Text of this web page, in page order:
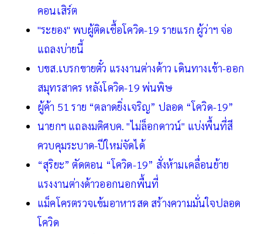
คอนเสิร์ต
"ระยอง" พบผู้ติดเชื้อโควิด-19 รายแรก ผู้ว่าฯ จ่อ
แถลงบ่ายนี้
บขส.เบรกขายตั๋ว แรงงานต่างด้าว เดินทางเข้า-ออก
สมุทรสาคร หลังโควิด-19 พ่นพิษ
ผู้ค้า 51 ราย “ตลาดยิ่งเจริญ” ปลอด “โควิด-19”
นายกฯ แถลงมติศบค. "ไม่ล็อกดาวน์" แบ่งพื้นที่สี
ควบคุมระบาด-ปีใหม่จัดได้
“สุริยะ” ตัดตอน “โควิด-19” สั่งห้ามเคลื่อนย้าย
แรงงานต่างด้าวออกนอกพื้นที่
แม็คโครตรวจเข้มอาหารสด สร้างความมั่นใจปลอด
โควิด